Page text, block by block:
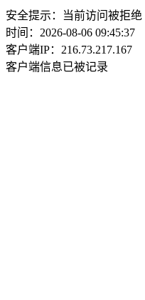
安全提示：当前访问被拒绝
时间：2026-08-06 09:45:37
客户端IP：216.73.217.167
客户端信息已被记录